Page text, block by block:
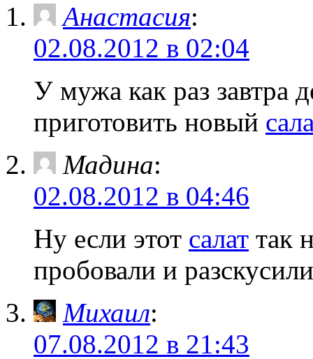
Анастасия:
02.08.2012 в 02:04
У мужа как раз завтра
приготовить новый
Мадина:
02.08.2012 в 04:46
Ну если этот салат так
пробовали и
Михаил:
07.08.2012 в 21:43